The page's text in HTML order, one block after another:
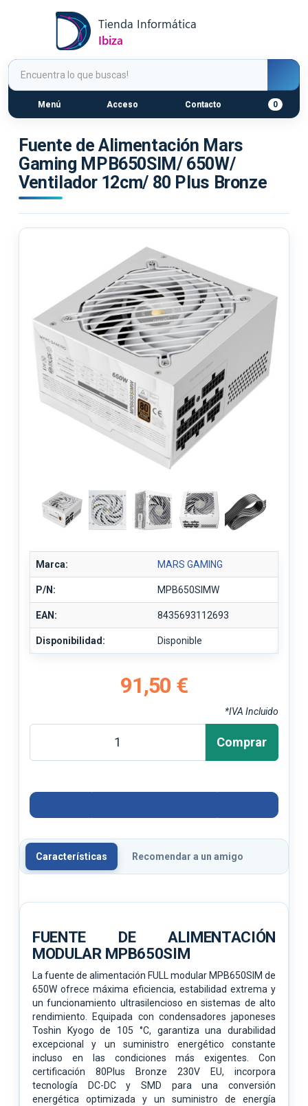
Menú Acceso Contacto 0
Fuente de Alimentación Mars
Gaming MPB650SIM/ 650W/
Ventilador 12cm/ 80 Plus Bronze
Marca: MARS GAMING
P/N: MPB650SIMW
EAN: 8435693112693
Disponibilidad: Disponible
91,50 €
*IVA Incluido
Comprar
Características Recomendar a un amigo
FUENTE DE ALIMENTACIÓN
MODULAR MPB650SIM
La fuente de alimentación FULL modular MPB650SIM de
650W ofrece máxima eficiencia, estabilidad extrema y
un funcionamiento ultrasilencioso en sistemas de alto
rendimiento. Equipada con condensadores japoneses
Toshin Kyogo de 105 °C, garantiza una durabilidad
excepcional y un suministro energético constante
incluso en las condiciones más exigentes. Con
certificación 80Plus Bronze 230V EU, incorpora
tecnología DC-DC y SMD para una conversión
energética optimizada y un suministro de energía